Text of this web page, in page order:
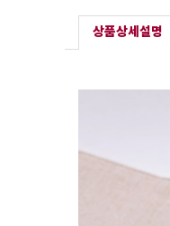
상품상세설명